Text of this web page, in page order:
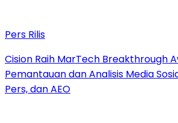
Pers Rilis
Cision Raih MarTech Breakthrough
Pemantauan dan Analisis Media
Pers, dan AEO